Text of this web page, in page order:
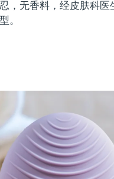
，无香料，经皮肤科医
。